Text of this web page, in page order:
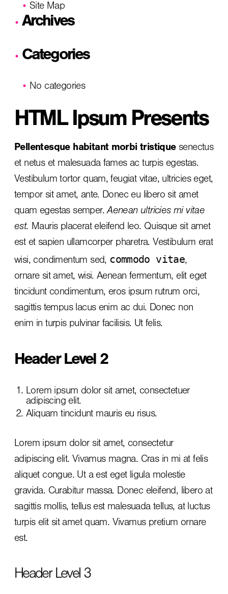
Site Map
Archives
Categories
No categories
HTML Ipsum Presents
Pellentesque habitant morbi tristiquesenectus
et netus et malesuada fames ac turpis egestas.
Vestibulum tortor quam, feugiat vitae, ultricies eget,
tempor sit amet, ante. Donec eu libero sit amet
quam egestas semper.Aenean ultricies mi vitae
est. Mauris placerat eleifend leo. Quisque sit amet
est et sapien ullamcorper pharetra. Vestibulum erat
wisi, condimentum sed, commodo vitae,
ornare sit amet, wisi. Aenean fermentum, elit eget
tincidunt condimentum, eros ipsum rutrum orci,
sagittis tempus lacus enim ac dui. Donec non
enim in turpis pulvinar facilisis. Ut felis.
Header Level 2
Lorem ipsum dolor sit amet, consectetuer
adipiscing elit.
Aliquam tincidunt mauris eu risus.
Lorem ipsum dolor sit amet, consectetur
adipiscing elit. Vivamus magna. Cras in mi at felis
aliquet congue. Ut a est eget ligula molestie
gravida. Curabitur massa. Donec eleifend, libero at
sagittis mollis, tellus est malesuada tellus, at luctus
turpis elit sit amet quam. Vivamus pretium ornare
est.
Header Level 3